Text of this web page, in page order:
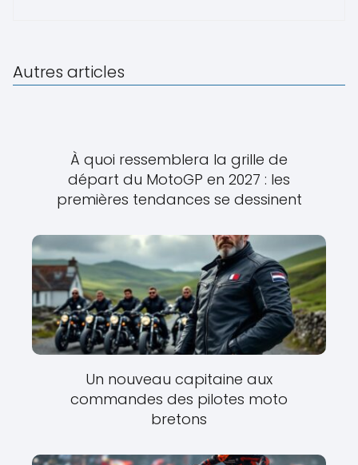
Autres articles
À quoi ressemblera la grille de
départ du MotoGP en 2027 : les
premières tendances se dessinent
Un nouveau capitaine aux
commandes des pilotes moto
bretons